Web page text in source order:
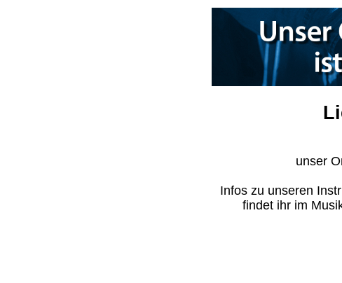
unser
Infos zu unseren
findet ihr im